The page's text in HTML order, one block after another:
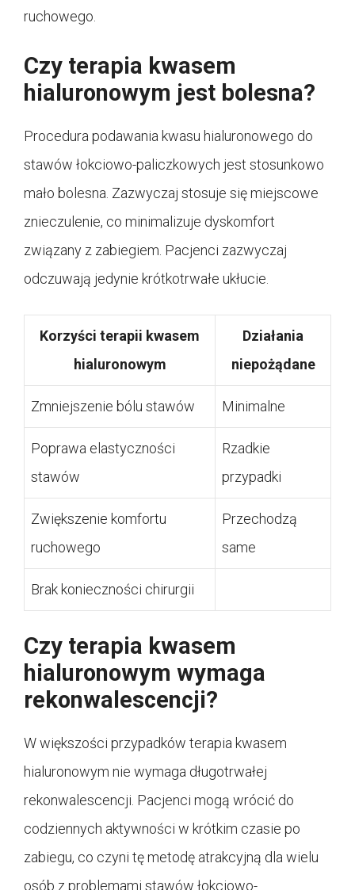
ruchowego.
Czy terapia kwasem
hialuronowym jest bolesna?
Procedura podawania kwasu hialuronowego do
stawów łokciowo-paliczkowych jest stosunkowo
mało bolesna. Zazwyczaj stosuje się miejscowe
znieczulenie, co minimalizuje dyskomfort
związany z zabiegiem. Pacjenci zazwyczaj
odczuwają jedynie krótkotrwałe ukłucie.
Korzyści terapii kwasem
hialuronowym
Działania
niepożądane
Zmniejszenie bólu stawów Minimalne
Poprawa elastyczności
stawów
Rzadkie
przypadki
Zwiększenie komfortu
ruchowego
Przechodzą
same
Brak konieczności chirurgii
Czy terapia kwasem
hialuronowym wymaga
rekonwalescencji?
W większości przypadków terapia kwasem
hialuronowym nie wymaga długotrwałej
rekonwalescencji. Pacjenci mogą wrócić do
codziennych aktywności w krótkim czasie po
zabiegu, co czyni tę metodę atrakcyjną dla wielu
osób z problemami stawów łokciowo-